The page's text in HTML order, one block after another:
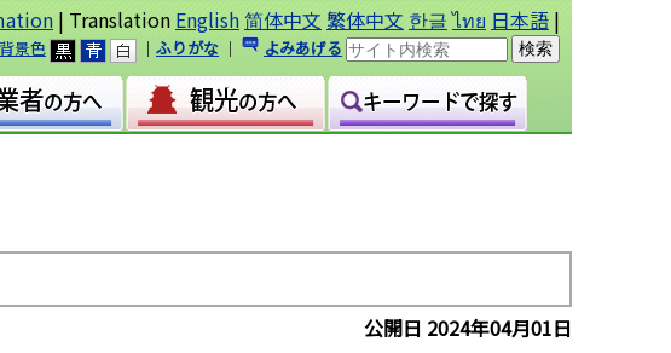
| Translation English简体中文 繁体中文 한글 ไทย 日本語 |
背景色 ｜ ふりがな ｜ よみあげる
公開日 2024年04月01日